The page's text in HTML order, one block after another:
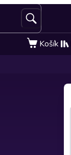
Košík